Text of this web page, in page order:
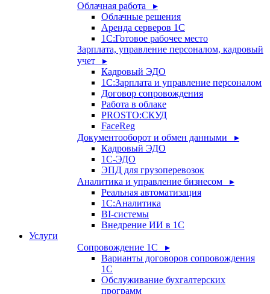
Облачная работа ▸
Облачные решения
Аренда серверов 1С
1C:Готовое рабочее место
Зарплата, управление персоналом, кадровый
учет ▸
Кадровый ЭДО
1С:Зарплата и управление персоналом
Договор сопровождения
Работа в облаке
PROSTO:СКУД
FaceReg
Документооборот и обмен данными ▸
Кадровый ЭДО
1С-ЭДО
ЭПД для грузоперевозок
Аналитика и управление бизнесом ▸
Реальная автоматизация
1С:Аналитика
BI-системы
Внедрение ИИ в 1С
Услуги
Сопровождение 1С ▸
Варианты договоров сопровождения
1С
Обслуживание бухгалтерских
программ